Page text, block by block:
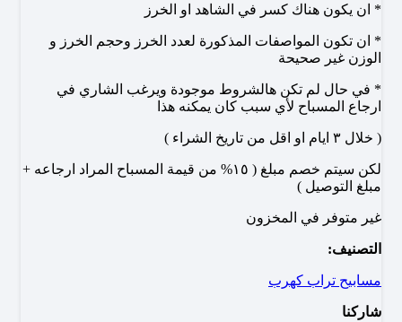
* ان يكون هناك كسر في الشاهد او الخرز
* ان تكون المواصفات المذكورة لعدد الخرز وحجم الخرز و
الوزن غير صحيحة
* في حال لم تكن هالشروط موجودة ويرغب الشاري في
ارجاع المسباح لأي سبب كان يمكنه هذا
( خلال ٣ ايام او اقل من تاريخ الشراء )
لكن سيتم خصم مبلغ ( ١٥% من قيمة المسباح المراد ارجاعه +
مبلغ التوصيل )
غير متوفر في المخزون
التصنيف:
مسابيح تراب كهرب
شاركنا